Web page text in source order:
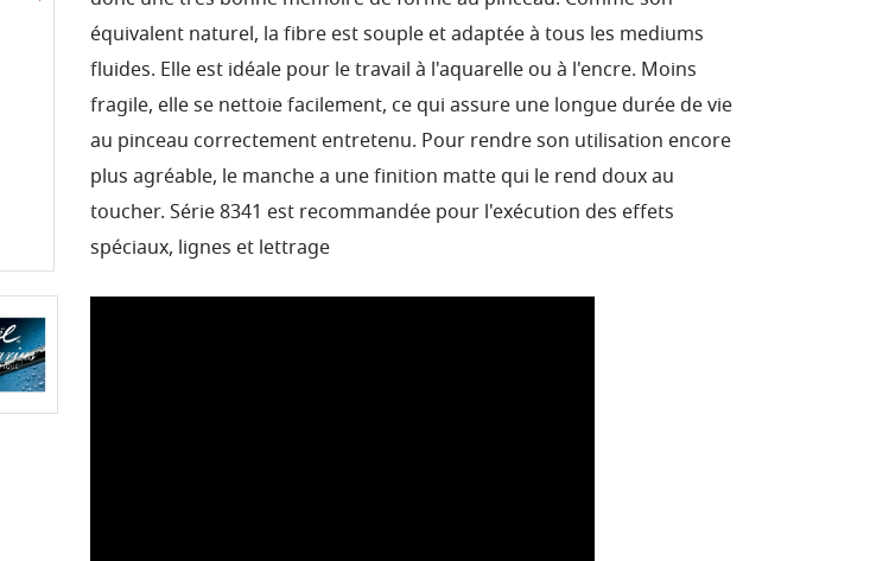
équivalent naturel, la fibre est souple et adaptée à tous les mediums
fluides. Elle est idéale pour le travail à l'aquarelle ou à l'encre. Moins
fragile, elle se nettoie facilement, ce qui assure une longue durée de vie
au pinceau correctement entretenu. Pour rendre son utilisation encore
plus agréable, le manche a une finition matte qui le rend doux au
toucher. Série 8341 est recommandée pour l'exécution des effets
spéciaux, lignes et lettrage